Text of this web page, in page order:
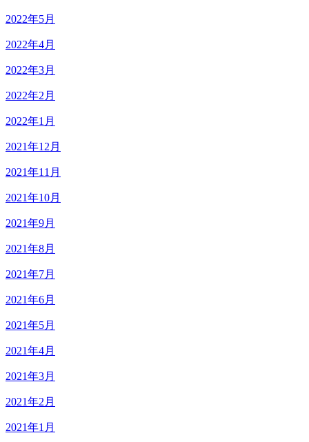
2022年5月
2022年4月
2022年3月
2022年2月
2022年1月
2021年12月
2021年11月
2021年10月
2021年9月
2021年8月
2021年7月
2021年6月
2021年5月
2021年4月
2021年3月
2021年2月
2021年1月